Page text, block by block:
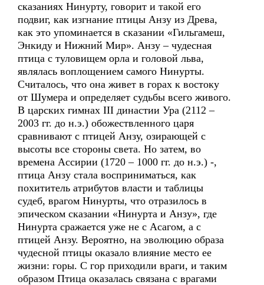
сказаниях Нинурту, говорит и такой его
подвиг, как изгнание птицы Анзу из Древа,
как это упоминается в сказании «Гильгамеш,
Энкиду и Нижний Мир». Анзу – чудесная
птица с туловищем орла и головой льва,
являлась воплощением самого Нинурты.
Считалось, что она живет в горах к востоку
от Шумера и определяет судьбы всего живого.
В царских гимнах III династии Ура (2112 –
2003 гг. до н.э.) обожествленного царя
сравнивают с птицей Анзу, озирающей с
высоты все стороны света. Но затем, во
времена Ассирии (1720 – 1000 гг. до н.э.) -,
птица Анзу стала восприниматься, как
похититель атрибутов власти и таблицы
судеб, врагом Нинурты, что отразилось в
эпическом сказании «Нинурта и Анзу», где
Нинурта сражается уже не с Асагом, а с
птицей Анзу. Вероятно, на эволюцию образа
чудесной птицы оказало влияние место ее
жизни: горы. С гор приходили враги, и таким
образом Птица оказалась связана с врагами